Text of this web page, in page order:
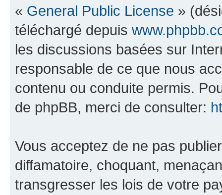
« General Public License »
téléchargé depuis
les discussions basées sur
responsable de ce que nous
contenu ou conduite permis.
de phpBB, merci de consulter:
Vous acceptez de ne pas
diffamatoire, choquant,
transgresser les lois de votre